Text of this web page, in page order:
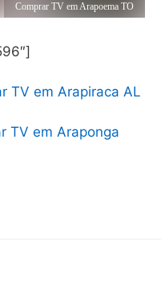
Comprar TV em Arapoema TO
TV em Arapiraca AL
TV em Araponga